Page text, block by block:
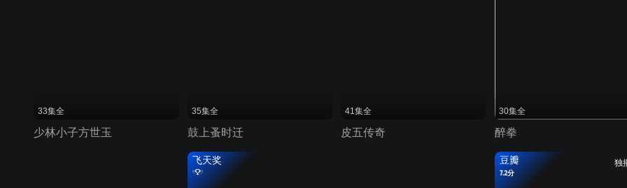
33集全
少林小子方世玉
35集全
鼓上蚤时迁
41集全
皮五传奇
30集全
醉拳
飞天奖 独
豆瓣
7.2分